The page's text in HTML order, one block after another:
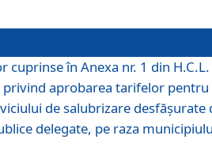
cuprinse în Anexa nr. 1 din H.C.L.
aprobarea tarifelor pentru
de salubrizare desfăşurate
delegate, pe raza